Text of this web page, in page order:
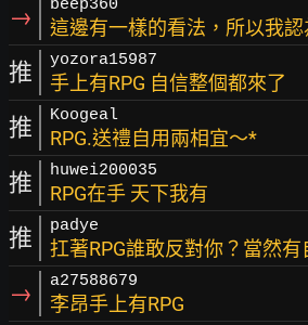
→ beep360
這邊有一樣的看法，所以我
推 yozora15987
手上有RPG 自信整個都來了
推 Koogeal
RPG.送禮自用兩相宜～*
推 huwei200035
RPG在手 天下我有
推 padye
扛著RPG誰敢反對你？當然有
→ a27588679
李昂手上有RPG